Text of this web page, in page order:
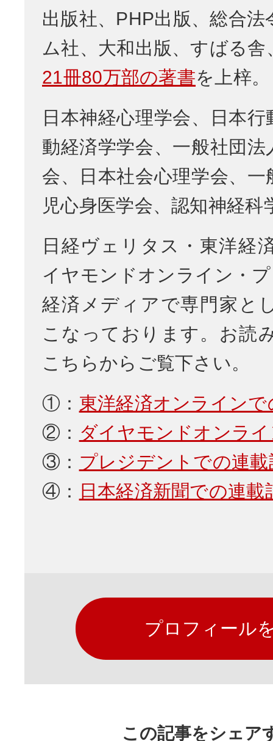
出版社、PHP出版、総合
ム社、大和出版、すばる舎
21冊80万部の著書を上梓。
日本神経心理学会、日本
動経済学学会、一般社団
会、日本社会心理学会、一
児心身医学会、認知神経科
日経ヴェリタス・東洋経
イヤモンドオンライン・
経済メディアで専門家と
こなっております。お読
こちらからご覧下さい。
①： 東洋経済オンラインで
②： ダイヤモンドオンラ
③： プレジデントでの連載
④： 日本経済新聞での連載
プロフィール
この記事をシェア